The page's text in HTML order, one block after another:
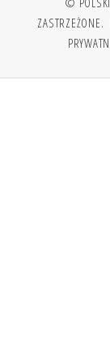
ZASTRZEŻONE.